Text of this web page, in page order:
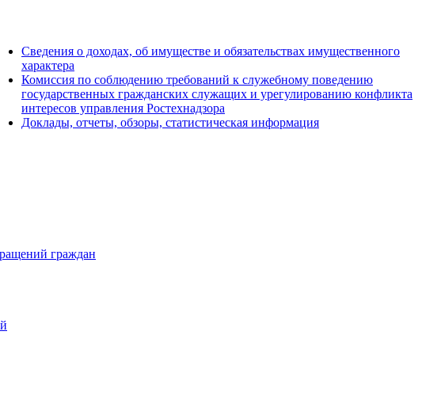
Сведения о доходах, об имуществе и обязательствах имущественного
характера
Комиссия по соблюдению требований к служебному поведению
государственных гражданских служащих и урегулированию конфликта
интересов управления Ростехнадзора
Доклады, отчеты, обзоры, статистическая информация
граждан